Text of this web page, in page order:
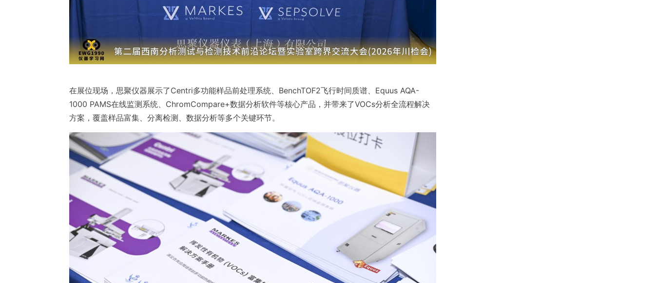
在展位现场，思聚仪器展示了Centri多功能样品前处理系统、BenchTOF2飞行时间质谱、Equus AQA-
1000 PAMS在线监测系统、ChromCompare+数据分析软件等核心产品，并带来了VOCs分析全流程解决
方案，覆盖样品富集、分离检测、数据分析等多个关键环节。